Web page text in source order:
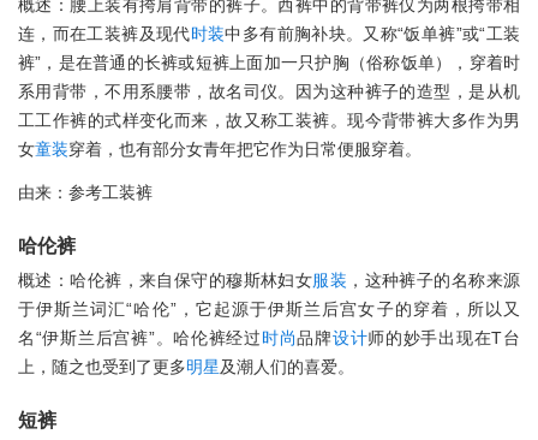
概述：腰上装有挎肩背带的裤子。西裤中的背带裤仅为两根挎带相
连，而在工装裤及现代时装中多有前胸补块。又称“饭单裤”或“工装
裤”，是在普通的长裤或短裤上面加一只护胸（俗称饭单），穿着时
系用背带，不用系腰带，故名司仪。因为这种裤子的造型，是从机
工工作裤的式样变化而来，故又称工装裤。现今背带裤大多作为男
女童装穿着，也有部分女青年把它作为日常便服穿着。
由来：参考工装裤
哈伦裤
概述：哈伦裤，来自保守的穆斯林妇女服装 ，这种裤子的名称来源
于伊斯兰词汇“哈伦”，它起源于伊斯兰后宫女子的穿着，所以又
名“伊斯兰后宫裤”。哈伦裤经过时尚品牌设计师的妙手出现在T台
上，随之也受到了更多明星及潮人们的喜爱。
短裤